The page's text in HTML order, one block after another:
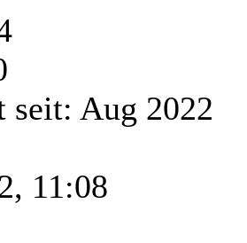
seit: Aug 2022
11:08